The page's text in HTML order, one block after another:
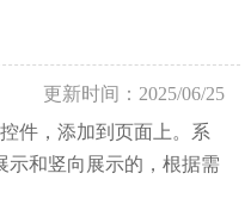
更新时间：2025/06/25
件，添加到页面上。系
示和竖向展示的，根据需